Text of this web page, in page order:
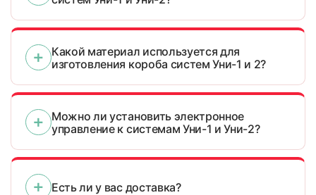
Какой материал используется для
изготовления короба систем Уни-1 и 2?
Можно ли установить электронное
управление к системам Уни-1 и Уни-2?
Есть ли у вас доставка?